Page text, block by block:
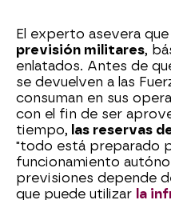
El experto asevera
previsión militares,
enlatados. Antes de
se devuelven a las
consuman en sus
con el fin de ser
tiempo, las reservas
"todo está preparado
funcionamiento
previsiones depende
que puede utilizar la